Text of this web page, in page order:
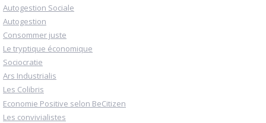
Autogestion Sociale
Autogestion
Consommer juste
Le tryptique économique
Sociocratie
Ars Industrialis
Les Colibris
Economie Positive selon BeCitizen
Les convivialistes